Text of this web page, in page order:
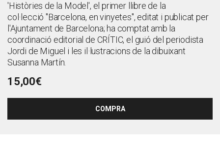
'Històries de la Model', el primer llibre de la
col·lecció "Barcelona, en vinyetes", editat i publicat per
l'Ajuntament de Barcelona; ha comptat amb la
coordinació editorial de CRÍTIC, el guió del periodista
Jordi de Miguel i les il·lustracions de la dibuixant
Susanna Martín.
15,00€
COMPRA